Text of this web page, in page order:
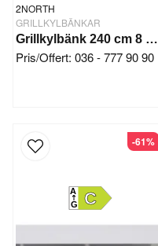
2NORTH
GRILLKYLBÄNKAR
Grillkylbänk 240 cm 8 draglådor, kompressor
Pris/Offert: 036 - 777 90 90
C
A
G
-61%